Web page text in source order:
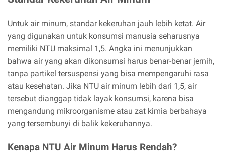
Untuk air minum, standar kekeruhan jauh lebih ketat. Air
yang digunakan untuk konsumsi manusia seharusnya
memiliki NTU maksimal 1,5. Angka ini menunjukkan
bahwa air yang akan dikonsumsi harus benar-benar jernih,
tanpa partikel tersuspensi yang bisa mempengaruhi rasa
atau kesehatan. Jika NTU air minum lebih dari 1,5, air
tersebut dianggap tidak layak konsumsi, karena bisa
mengandung mikroorganisme atau zat kimia berbahaya
yang tersembunyi di balik kekeruhannya.
Kenapa NTU Air Minum Harus Rendah?